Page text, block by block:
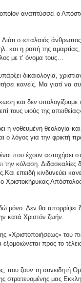
αναπτύσσει ο
Διότι ο «παλαιός
και η ροπή της
με τ’ όνομα τους…
δικαιολογία,
κανείς. Μα γιατί να
και δεν υπολογίζουμε
τους υιούς της
η νοθευμένη θεολογία
λόγος για την φρικτή
που έχουν αστοχήσει
κόλαση. Διδασκαλίες
επειδή κινδυνεύει
μόνο. Δεν θα απορρίψει
κατά Χριστόν ζωήν.
«Χριστοποιήσεως» του
προς το
ζουν τη συνειδητή
στρατευομένης μας